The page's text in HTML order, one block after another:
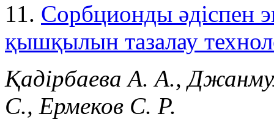
11. Сорбционды әдіспен
қышқылын тазалау
Қадірбаева А. А.,
С., Ермеков С. Р.